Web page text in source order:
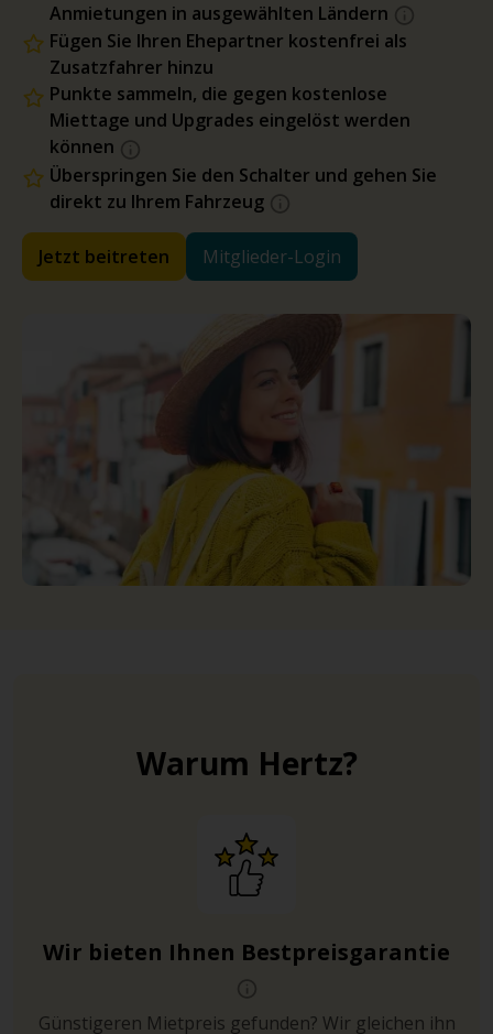
Anmietungen in ausgewählten Ländern
Fügen Sie Ihren Ehepartner kostenfrei als
Zusatzfahrer hinzu
Punkte sammeln, die gegen kostenlose
Miettage und Upgrades eingelöst werden
können
Überspringen Sie den Schalter und gehen Sie
direkt zu Ihrem Fahrzeug
Jetzt beitreten Mitglieder-Login
Warum Hertz?
Wir bieten Ihnen Bestpreisgarantie
Günstigeren Mietpreis gefunden? Wir gleichen ihn